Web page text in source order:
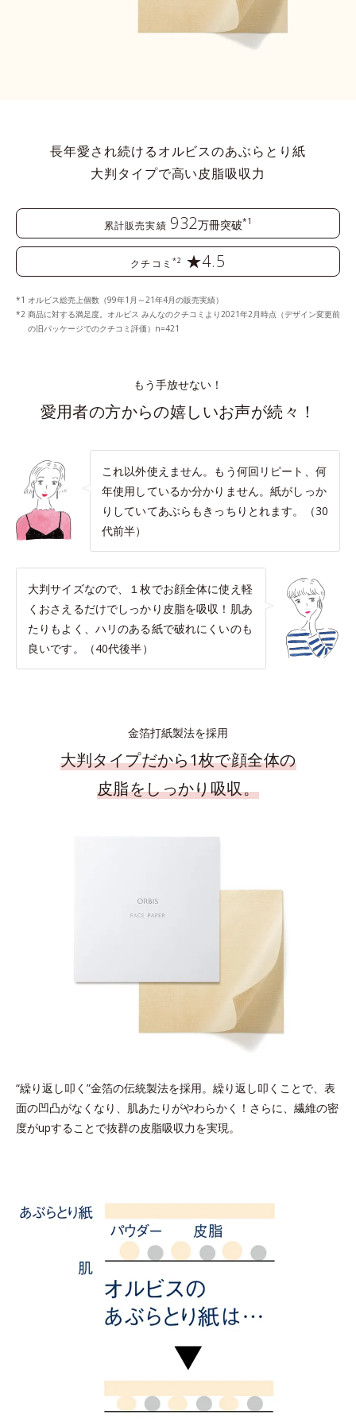
長年愛され続けるオルビスのあぶらとり紙
大判タイプで高い皮脂吸収力
累計販売実績 932万冊突破*1
クチコミ*2 ★4.5
オルビス総売上個数（99年1月～21年4月の販売実績）
商品に対する満足度。オルビス みんなのクチコミより2021年2月時点（デザイン変更前
の旧パッケージでのクチコミ評価）n=421
もう手放せない！
愛用者の方からの嬉しいお声が続々！
これ以外使えません。もう何回リピート、何
年使用しているか分かりません。紙がしっか
りしていてあぶらもきっちりとれます。（30
代前半）
大判サイズなので、１枚でお顔全体に使え軽
くおさえるだけでしっかり皮脂を吸収！肌あ
たりもよく、ハリのある紙で破れにくいのも
良いです。（40代後半）
金箔打紙製法を採用
大判タイプだから1枚で顔全体の
皮脂をしっかり吸収。
“繰り返し叩く”金箔の伝統製法を採用。繰り返し叩くことで、表
面の凹凸がなくなり、肌あたりがやわらかく！さらに、繊維の密
度がupすることで抜群の皮脂吸収力を実現。